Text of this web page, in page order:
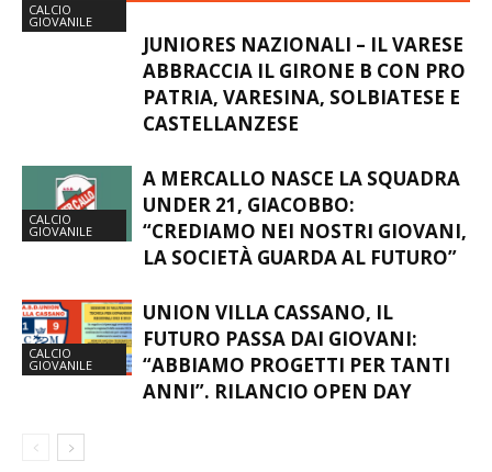
CALCIO
GIOVANILE
JUNIORES NAZIONALI – IL VARESE
ABBRACCIA IL GIRONE B CON PRO
PATRIA, VARESINA, SOLBIATESE E
CASTELLANZESE
CALCIO
GIOVANILE
A MERCALLO NASCE LA SQUADRA
UNDER 21, GIACOBBO:
“CREDIAMO NEI NOSTRI GIOVANI,
LA SOCIETÀ GUARDA AL FUTURO”
CALCIO
GIOVANILE
UNION VILLA CASSANO, IL
FUTURO PASSA DAI GIOVANI:
“ABBIAMO PROGETTI PER TANTI
ANNI”. RILANCIO OPEN DAY